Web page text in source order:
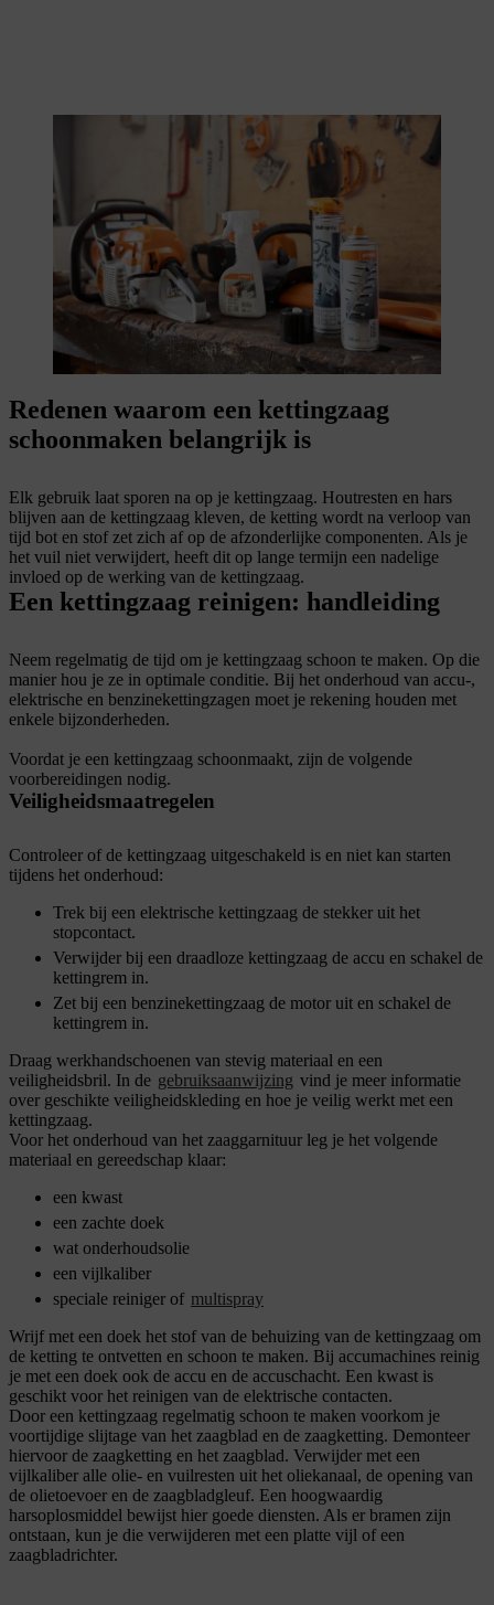
Redenen waarom een kettingzaag
schoonmaken belangrijk is
Elk gebruik laat sporen na op je kettingzaag. Houtresten en hars
blijven aan de kettingzaag kleven, de ketting wordt na verloop van
tijd bot en stof zet zich af op de afzonderlijke componenten. Als je
het vuil niet verwijdert, heeft dit op lange termijn een nadelige
invloed op de werking van de kettingzaag.
Een kettingzaag reinigen: handleiding
Neem regelmatig de tijd om je kettingzaag schoon te maken. Op die
manier hou je ze in optimale conditie. Bij het onderhoud van accu-,
elektrische en benzinekettingzagen moet je rekening houden met
enkele bijzonderheden.
Voordat je een kettingzaag schoonmaakt, zijn de volgende
voorbereidingen nodig.
Veiligheidsmaatregelen
Controleer of de kettingzaag uitgeschakeld is en niet kan starten
tijdens het onderhoud:
Trek bij een elektrische kettingzaag de stekker uit het
stopcontact.
Verwijder bij een draadloze kettingzaag de accu en schakel de
kettingrem in.
Zet bij een benzinekettingzaag de motor uit en schakel de
kettingrem in.
Draag werkhandschoenen van stevig materiaal en een
veiligheidsbril. In de gebruiksaanwijzing vind je meer informatie
over geschikte veiligheidskleding en hoe je veilig werkt met een
kettingzaag.
Voor het onderhoud van het zaaggarnituur leg je het volgende
materiaal en gereedschap klaar:
een kwast
een zachte doek
wat onderhoudsolie
een vijlkaliber
speciale reiniger of multispray
Wrijf met een doek het stof van de behuizing van de kettingzaag om
de ketting te ontvetten en schoon te maken. Bij accumachines reinig
je met een doek ook de accu en de accuschacht. Een kwast is
geschikt voor het reinigen van de elektrische contacten.
Door een kettingzaag regelmatig schoon te maken voorkom je
voortijdige slijtage van het zaagblad en de zaagketting. Demonteer
hiervoor de zaagketting en het zaagblad. Verwijder met een
vijlkaliber alle olie- en vuilresten uit het oliekanaal, de opening van
de olietoevoer en de zaagbladgleuf. Een hoogwaardig
harsoplosmiddel bewijst hier goede diensten. Als er bramen zijn
ontstaan, kun je die verwijderen met een platte vijl of een
zaagbladrichter.